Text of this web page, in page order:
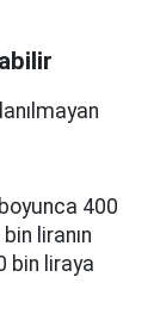
400
liranın
bin liraya